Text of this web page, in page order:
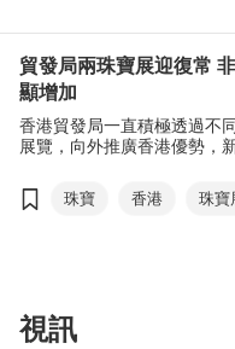
香港國際鑽石、寶石及
公開組
學生組
貿發局兩珠寶展迎復常
顯增加
香港貿發局一直積極透過不
展覽，向外推廣香港優勢，
寶石及珍珠展啟動，讓環球
堂，促進交流與洽商。
珠寶 香港
珠寶
商對易
視訊